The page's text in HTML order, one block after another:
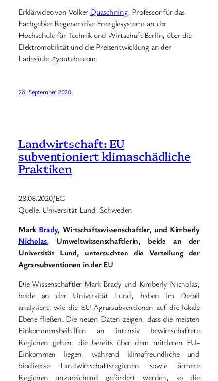
Erklärvideo von Volker Quaschning, Professor für das
Fachgebiet Regenerative Energiesysteme an der
Hochschule für Technik und Wirtschaft Berlin, über die
Elektromobilität und die Preisentwicklung an der
Ladesäule ↗youtube.com.
28. September 2020
Landwirtschaft: EU
subventioniert klimaschädliche
Praktiken
28.08.2020/EG
Quelle: Universität Lund, Schweden
Mark Brady, Wirtschaftswissenschaftler, und Kimberly
Nicholas, Umweltwissenschaftlerin, beide an der
Universität Lund, untersuchten die Verteilung der
Agrarsubventionen in der EU
Die Wissenschaftler Mark Brady und Kimberly Nicholas,
beide an der Universität Lund, haben im Detail
analysiert, wie die EU-Agrarsubventionen auf die lokale
Ebene fließen. Die neuen Daten zeigen, dass die meisten
Einkommensbeihilfen an intensiv bewirtschaftete
Regionen gehen, die bereits über dem mittleren EU-
Einkommen liegen, während klimafreundliche und
biodiverse Landwirtschaftsregionen sowie ärmere
Regionen unzureichend gefördert werden, so die